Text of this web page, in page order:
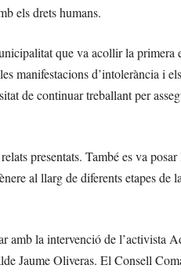
els drets humans.
que va acollir la primera
manifestacions d’intolerància i
de continuar treballant per
presentats. També es va posar
al llarg de diferents etapes de
amb la intervenció de l’activista
Jaume Oliveras. El Consell